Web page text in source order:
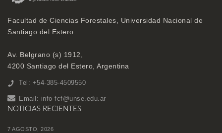
Facultad de Ciencias Forestales, Universidad Nacional de
Santiago del Estero
Av. Belgrano (s) 1912,
4200 Santiago del Estero, Argentina
Tel: +54-385-4509550
Email: info-fcf@unse.edu.ar
NOTICIAS RECIENTES
7 AGOSTO, 2026